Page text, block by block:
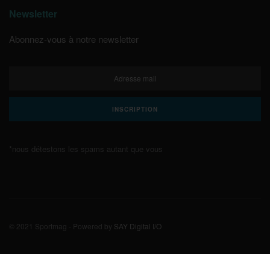
Newsletter
Abonnez-vous à notre newsletter
*nous détestons les spams autant que vous
© 2021 Sportmag - Powered by SAY Digital I/O